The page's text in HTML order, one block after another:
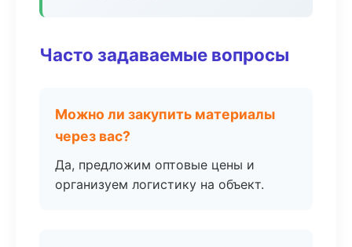
Часто задаваемые вопросы
Можно ли закупить материалы
через вас?
Да, предложим оптовые цены и
организуем логистику на объект.